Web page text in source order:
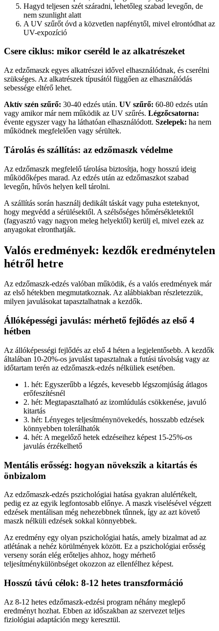
Hagyd teljesen szét száradni, lehetőleg szabad levegőn, de
nem szunlight alatt
A UV szűrőt óvd a közvetlen napfénytől, mivel elrontódhat az
UV-expozíció
Csere ciklus: mikor cseréld le az alkatrészeket
Az edzőmaszk egyes alkatrészei idővel elhasználódnak, és cserélni
szükséges. Az alkatrészek típusától függően az elhasználódás
sebessége eltérő lehet.
Aktív szén szűrő: 30-40 edzés után. UV szűrő: 60-80 edzés után
vagy amikor már nem működik az UV szűrés. Légzőcsatorna:
évente egyszer vagy ha láthatóan elhasználódott. Szelepek: ha nem
működnek megfelelően vagy sérültek.
Tárolás és szállítás: az edzőmaszk védelme
Az edzőmaszk megfelelő tárolása biztosítja, hogy hosszú ideig
működőképes marad. Az edzés után az edzőmaszkot szabad
levegőn, hűvös helyen kell tárolni.
A szállítás során használj dedikált táskát vagy puha esteteknyot,
hogy megvédd a sérülésektől. A szélsőséges hőmérsékletektől
(fagyasztó vagy nagyon meleg helyektől) kerülj el, mivel ezek az
anyagokat elront­hatják.
Valós eredmények: kezdők eredménytelen
hétről hetre
Az edzőmaszk-edzés valóban működik, és a valós eredmények már
az első hétekben megmutatkoznak. Az alábbiakban részletezzük,
milyen javulásokat tapasztalhatnak a kezdők.
Állóképességi javulás: mérhető fejlődés az első 4
hétben
Az állóképességi fejlődés az első 4 héten a legjelentősebb. A kezdők
általában 10-20%-os javulást tapasztalnak a futási távolság vagy az
időtartam terén az edzőmaszk-edzés nélküliek esetében.
1. hét: Egyszerűbb a légzés, kevesebb légszomjúság átlagos
erőfeszítésnél
2. hét: Megtapasztalható az izomlúdulás csökkenése, javuló
kitartás
3. hét: Lényeges teljesítménynövekedés, hosszabb edzések
könnyebben tolerálhatók
4. hét: A megelőző hetek edzéseihez képest 15-25%-os
javulás érzékelhető
Mentális erősség: hogyan növekszik a kitartás és
önbizalom
Az edzőmaszk-edzés pszichológiai hatása gyakran alulértékelt,
pedig ez az egyik legfontosabb előnye. A maszk viselésével végzett
edzések mentálisan még nehezebbnek tűnnek, így az azt követő
maszk nélküli edzések sokkal könnyebbek.
Az eredmény egy olyan pszichológiai hatás, amely bizalmat ad az
atlétának a nehéz körülmények között. Ez a pszichológiai erősség
verseny során elég erőteljes ahhoz, hogy mérhető
teljesítménykülönbséget okozzon az ellenfélhez képest.
Hosszú távú célok: 8-12 hetes transzformáció
Az 8-12 hetes edzőmaszk-edzési program néhány meglepő
eredményt hozhat. Ebben az időszakban az szervezet teljes
fiziológiai adaptáción megy keresztül.